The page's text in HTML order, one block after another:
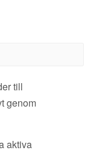
till
genom
aktiva